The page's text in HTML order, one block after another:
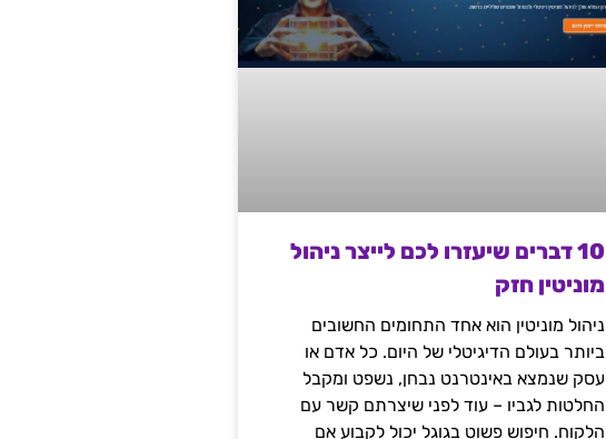
10 דברים שיעזרו לכם לייצר ניהול
מוניטין חזק
ניהול מוניטין הוא אחד התחומים החשובים
ביותר בעולם הדיגיטלי של היום. כל אדם או
עסק שנמצא באינטרנט נבחן, נשפט ומקבל
החלטות לגביו – עוד לפני שיצרתם קשר עם
הלקוח. חיפוש פשוט בגוגל יכול לקבוע אם